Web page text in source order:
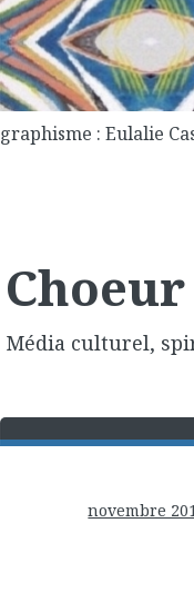
graphisme : Eulalie
Choeur
Média culturel,
novembre